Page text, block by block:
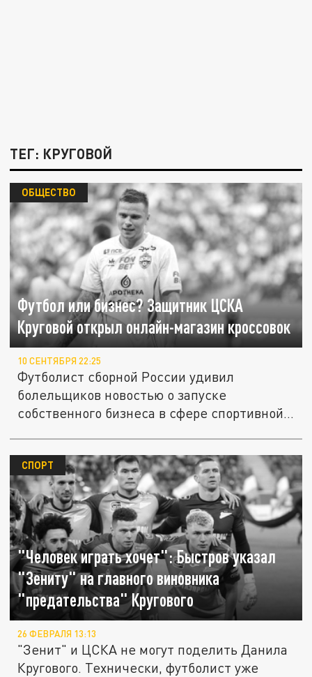
ТЕГ: КРУГОВОЙ
Футбол или бизнес? Защитник ЦСКА
Круговой открыл онлайн-магазин кроссовок
ОБЩЕСТВО
10 СЕНТЯБРЯ 22:25
Футболист сборной России удивил
болельщиков новостью о запуске
собственного бизнеса в сфере спортивной
"Человек играть хочет": Быстров указал
"Зениту" на главного виновника
"предательства" Кругового
СПОРТ
26 ФЕВРАЛЯ 13:13
"Зенит" и ЦСКА не могут поделить Данила
Кругового. Технически, футболист уже